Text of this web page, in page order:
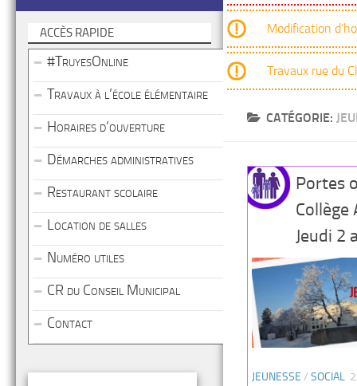
Modification
Travaux rue du
CATÉGORIE:
Portes
Collège
Jeudi 2
JEUNESSE / SOCIAL
ACCÈS RAPIDE
#TruyesOnline
Travaux à l’école élémentaire
Horaires d’ouverture
Démarches administratives
Restaurant scolaire
Location de salles
Numéro utiles
CR du Conseil Municipal
Contact